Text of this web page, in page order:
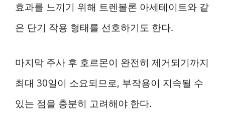
효과를 느끼기 위해 트렌볼론 아세테이트와 같
은 단기 작용 형태를 선호하기도 한다.
마지막 주사 후 호르몬이 완전히 제거되기까지
최대 30일이 소요되므로, 부작용이 지속될 수
있는 점을 충분히 고려해야 한다.